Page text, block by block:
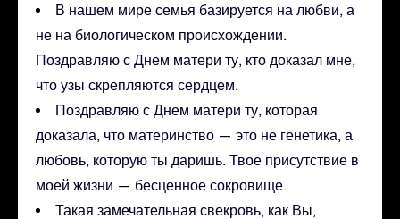
В нашем мире семья базируется на любви, а
не на биологическом происхождении.
Поздравляю с Днем матери ту, кто доказал мне,
что узы скрепляются сердцем.
Поздравляю с Днем матери ту, которая
доказала, что материнство — это не генетика, а
любовь, которую ты даришь. Твое присутствие в
моей жизни — бесценное сокровище.
Такая замечательная свекровь, как Вы,